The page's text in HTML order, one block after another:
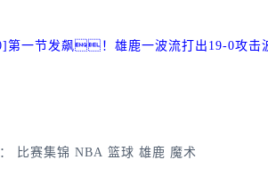
第一节发飙！雄鹿一波流打出19-0攻击
比赛集锦 NBA 篮球 雄鹿 魔术